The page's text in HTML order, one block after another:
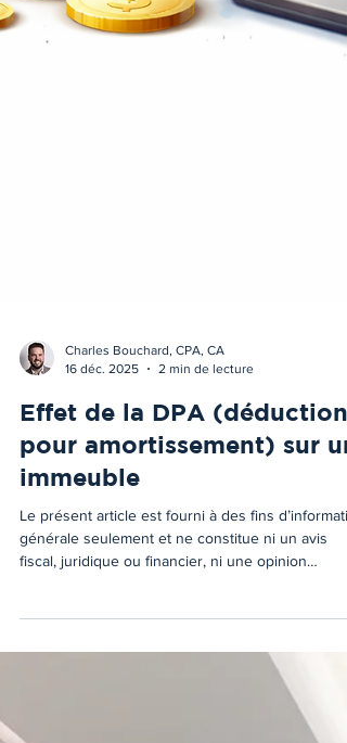
16 déc. 2025
2 min de lecture
Effet de la DPA (déduction
pour amortissement) sur un
immeuble
Le présent article est fourni à des fins
générale seulement et ne constitue ni un avis
professionnelle adaptée à une situation
sujettes à interprétation et peuvent varier selon
faits propres à chaque contribuable. Bien que
nous efforcions de fournir de l’information exacte
et à jour, nous déclinons toute responsabilité